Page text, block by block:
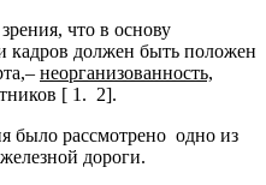
что в основу
кадров должен быть положен
неорганизованность,
[ 1. 2].
было рассмотрено одно из
дороги.